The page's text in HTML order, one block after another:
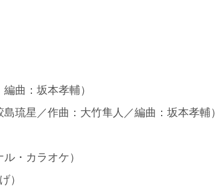
曲：坂本孝輔）
琉星／作曲：大竹隼人／編曲：坂本孝輔）
・カラオケ）
）